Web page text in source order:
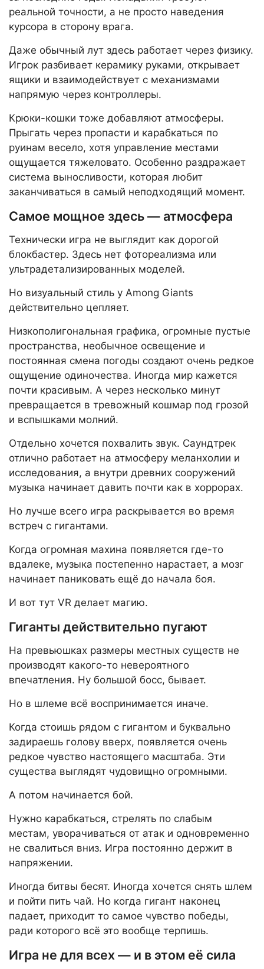
реальной точности, а не просто наведения
курсора в сторону врага.
Даже обычный лут здесь работает через физику.
Игрок разбивает керамику руками, открывает
ящики и взаимодействует с механизмами
напрямую через контроллеры.
Крюки-кошки тоже добавляют атмосферы.
Прыгать через пропасти и карабкаться по
руинам весело, хотя управление местами
ощущается тяжеловато. Особенно раздражает
система выносливости, которая любит
заканчиваться в самый неподходящий момент.
Самое мощное здесь — атмосфера
Технически игра не выглядит как дорогой
блокбастер. Здесь нет фотореализма или
ультрадетализированных моделей.
Но визуальный стиль у Among Giants
действительно цепляет.
Низкополигональная графика, огромные пустые
пространства, необычное освещение и
постоянная смена погоды создают очень редкое
ощущение одиночества. Иногда мир кажется
почти красивым. А через несколько минут
превращается в тревожный кошмар под грозой
и вспышками молний.
Отдельно хочется похвалить звук. Саундтрек
отлично работает на атмосферу меланхолии и
исследования, а внутри древних сооружений
музыка начинает давить почти как в хоррорах.
Но лучше всего игра раскрывается во время
встреч с гигантами.
Когда огромная махина появляется где-то
вдалеке, музыка постепенно нарастает, а мозг
начинает паниковать ещё до начала боя.
И вот тут VR делает магию.
Гиганты действительно пугают
На превьюшках размеры местных существ не
производят какого-то невероятного
впечатления. Ну большой босс, бывает.
Но в шлеме всё воспринимается иначе.
Когда стоишь рядом с гигантом и буквально
задираешь голову вверх, появляется очень
редкое чувство настоящего масштаба. Эти
существа выглядят чудовищно огромными.
А потом начинается бой.
Нужно карабкаться, стрелять по слабым
местам, уворачиваться от атак и одновременно
не свалиться вниз. Игра постоянно держит в
напряжении.
Иногда битвы бесят. Иногда хочется снять шлем
и пойти пить чай. Но когда гигант наконец
падает, приходит то самое чувство победы,
ради которого всё это вообще терпишь.
Игра не для всех — и в этом её сила